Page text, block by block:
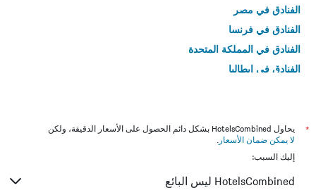
الفنادق في مصر
الفنادق في فرنسا
الفنادق في المملكة المتحدة
الفنادق في إيطاليا
*
يحاول HotelsCombined بشكل دائم الحصول على الأسعار الدقيقة، ولكن
لا يمكن ضمان الأسعار .
إليك السبب:
HotelsCombined ليس البائع